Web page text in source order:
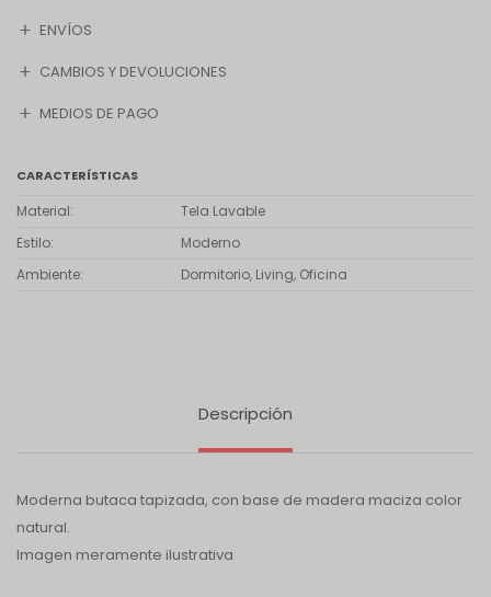
ENVÍOS
CAMBIOS Y DEVOLUCIONES
MEDIOS DE PAGO
CARACTERÍSTICAS
Material
Tela Lavable
Estilo
Moderno
Ambiente
Dormitorio, Living, Oficina
Descripción
Moderna butaca tapizada, con base de madera maciza color
natural.
Imagen meramente ilustrativa